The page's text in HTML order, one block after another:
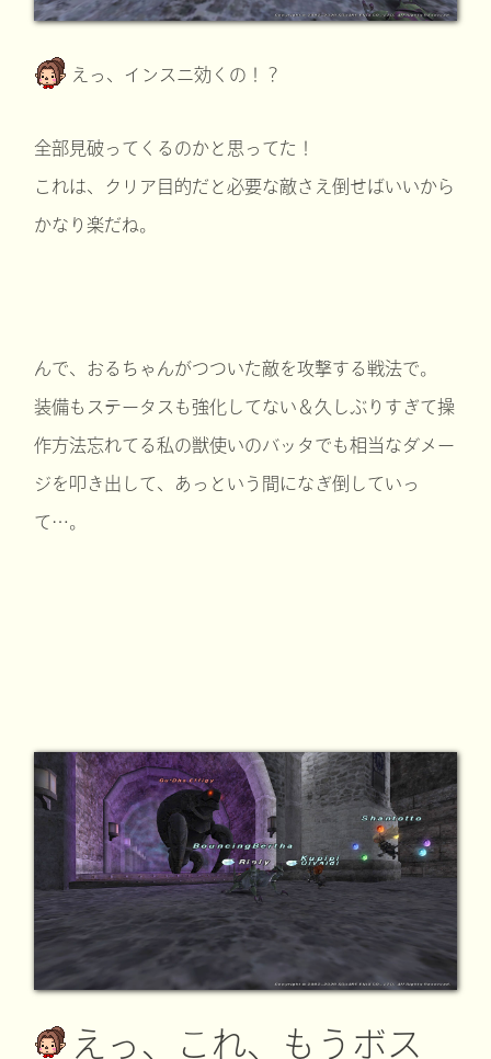
えっ、インスニ効くの！？
全部見破ってくるのかと思ってた！
これは、クリア目的だと必要な敵さえ倒せばいいから
かなり楽だね。
んで、おるちゃんがつついた敵を攻撃する戦法で。
装備もステータスも強化してない＆久しぶりすぎて操
作方法忘れてる私の獣使いのバッタでも相当なダメー
ジを叩き出して、あっという間になぎ倒していっ
て…。
えっ、これ、もうボス